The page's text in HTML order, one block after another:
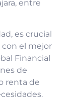
entre
es crucial
el mejor
Financial
de
renta de